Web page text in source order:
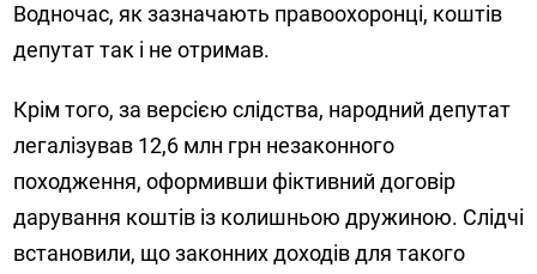
Водночас, як зазначають правоохоронці, коштів
депутат так і не отримав.
Крім того, за версією слідства, народний депутат
легалізував 12,6 млн грн незаконного
походження, оформивши фіктивний договір
дарування коштів із колишньою дружиною. Слідчі
встановили, що законних доходів для такого